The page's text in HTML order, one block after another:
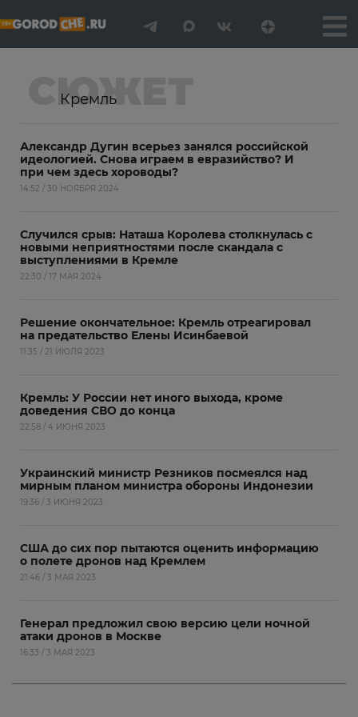
СЮЖЕТ
Кремль
Александр Дугин всерьез занялся российской
идеологией. Снова играем в евразийство? И
при чем здесь хороводы?
14:52 / 30 НОЯБРЯ 2024
Случился срыв: Наташа Королева столкнулась с
новыми неприятностями после скандала с
выступлениями в Кремле
22:30 / 17 МАЯ 2024
Решение окончательное: Кремль отреагировал
на предательство Елены Исинбаевой
11:35 / 21 ИЮЛЯ 2023
Кремль: У России нет иного выхода, кроме
доведения СВО до конца
22:58 / 4 ИЮНЯ 2023
Украинский министр Резников посмеялся над
мирным планом министра обороны Индонезии
19:36 / 3 ИЮНЯ 2023
США до сих пор пытаются оценить информацию
о полете дронов над Кремлем
21:46 / 3 МАЯ 2023
Генерал предложил свою версию цели ночной
атаки дронов в Москве
16:33 / 3 МАЯ 2023